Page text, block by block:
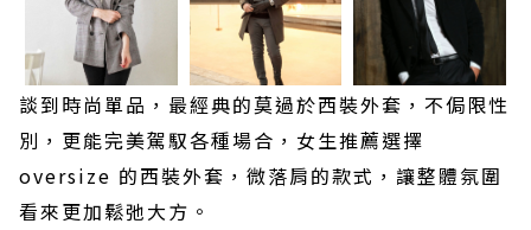
談到時尚單品，最經典的莫過於西裝外套，不侷限性
別，更能完美駕馭各種場合，女生推薦選擇
oversize 的西裝外套，微落肩的款式，讓整體氛圍
看來更加鬆弛大方。